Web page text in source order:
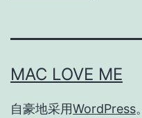
MAC LOVE ME
自豪地采用WordPress。